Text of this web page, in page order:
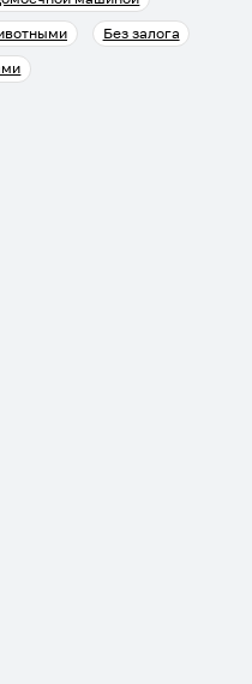
Без залога